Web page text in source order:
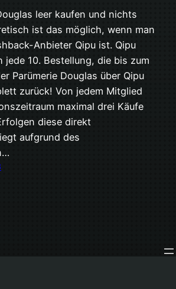
leer kaufen und nichts
ist das möglich, wenn man
Anbieter Qipu ist. Qipu
jede 10. Bestellung, die bis zum
Parümerie Douglas über Qipu
zurück! Von jedem Mitglied
maximal drei Käufe
diese direkt
aufgrund des